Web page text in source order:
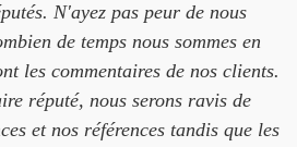
N'ayez pas peur de nous
de temps nous sommes en
les commentaires de nos clients.
réputé, nous serons ravis de
et nos références tandis que les